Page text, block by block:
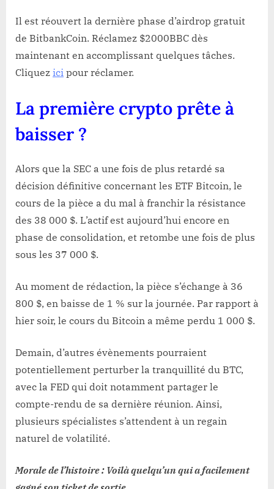
Il est réouvert la dernière phase d’airdrop gratuit
de BitbankCoin. Réclamez $2000BBC dès
maintenant en accomplissant quelques tâches.
Cliquez ici pour réclamer.
La première crypto prête à
baisser ?
Alors que la SEC a une fois de plus retardé sa
décision définitive concernant les ETF Bitcoin, le
cours de la pièce a du mal à franchir la résistance
des 38 000 $. L’actif est aujourd’hui encore en
phase de consolidation, et retombe une fois de plus
sous les 37 000 $.
Au moment de rédaction, la pièce s’échange à 36
800 $, en baisse de 1 % sur la journée. Par rapport à
hier soir, le cours du Bitcoin a même perdu 1 000 $.
Demain, d’autres évènements pourraient
potentiellement perturber la tranquillité du BTC,
avec la FED qui doit notamment partager le
compte-rendu de sa dernière réunion. Ainsi,
plusieurs spécialistes s’attendent à un regain
naturel de volatilité.
Morale de l’histoire : Voilà quelqu’un qui a facilement